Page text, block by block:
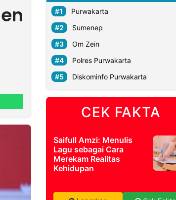
Purwakarta
Sumenep
Om Zein
Polres Purwakarta
Diskominfo Purwakarta
CEK FAKTA
Saifull Amzi: Menulis
Lagu sebagai Cara
Merekam Realitas
Kehidupan